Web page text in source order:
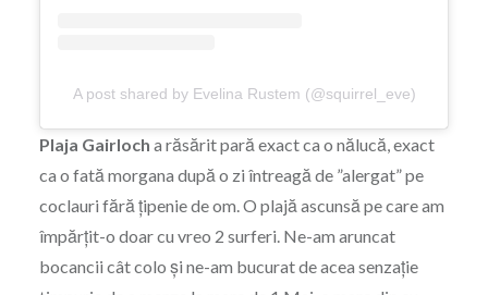
A post shared by Evelina Rustem (@squirrel_eve)
Plaja Gairloch a răsărit pară exact ca o nălucă, exact
ca o fată morgana după o zi întreagă de ”alergat” pe
coclauri fără țipenie de om. O plajă ascunsă pe care am
împărțit-o doar cu vreo 2 surferi. Ne-am aruncat
bocancii cât colo și ne-am bucurat de acea senzație